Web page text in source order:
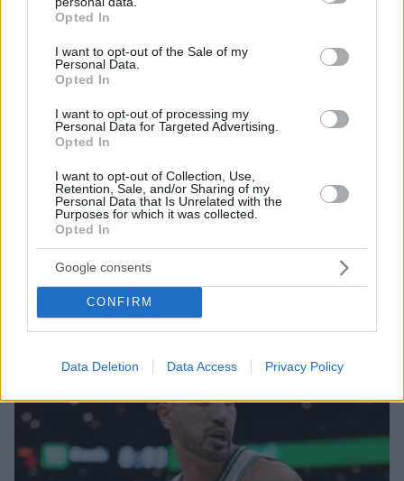
grant or deny consent to Google and its third-party tags to
use your data for below specified purposes in below Google
consent section.
Opted In
I want to opt-out of the Sale of my
Personal Data.
Opted In
I want to opt-out of processing my
Personal Data for Targeted Advertising.
Opted In
I want to opt-out of Collection, Use,
Retention, Sale, and/or Sharing of my
Personal Data that Is Unrelated with the
Purposes for which it was collected.
Opted In
Google consents
CONFIRM
Data Deletion Data Access Privacy Policy
«Πόσα θέλεις για το κορίτσι;»: Τουρίστας στην
Κρήτη ζητά... τιμή για να ασελγήσει σε ανήλικη, τι
καταγγέλλει ο ιδιοκτήτης επιχείρησης
07.08.2026, 18:22